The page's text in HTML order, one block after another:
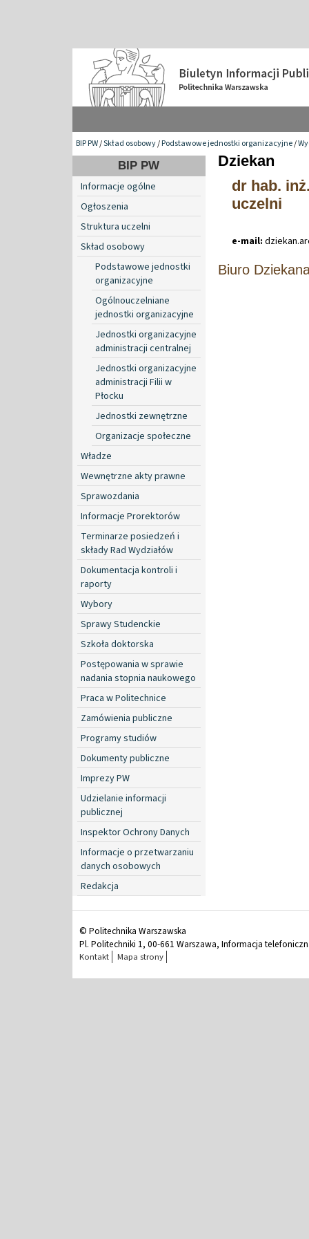
BIP PW/Skład osobowy/Podstawowe jednostki organizacyjne/
BIP PW
Informacje ogólne
Ogłoszenia
Struktura uczelni
Skład osobowy
Podstawowe jednostki
organizacyjne
Ogólnouczelniane
jednostki organizacyjne
Jednostki organizacyjne
administracji centralnej
Jednostki organizacyjne
administracji Filii w
Płocku
Jednostki zewnętrzne
Organizacje społeczne
Władze
Wewnętrzne akty prawne
Sprawozdania
Informacje Prorektorów
Terminarze posiedzeń i
składy Rad Wydziałów
Dokumentacja kontroli i
raporty
Wybory
Sprawy Studenckie
Szkoła doktorska
Postępowania w sprawie
nadania stopnia naukowego
Praca w Politechnice
Zamówienia publiczne
Programy studiów
Dokumenty publiczne
Imprezy PW
Udzielanie informacji
publicznej
Inspektor Ochrony Danych
Informacje o przetwarzaniu
danych osobowych
Redakcja
Dziekan
dr hab.
uczelni
e-mail: dziekan.
Biuro
© Politechnika Warszawska
Pl. Politechniki 1, 00-661 Warszawa, Informacja
Kontakt Mapa strony